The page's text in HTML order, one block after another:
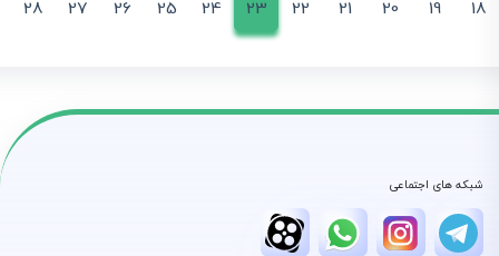
18
19
20
21
22
23
24
25
26
27
28
شبکه های اجتماعی